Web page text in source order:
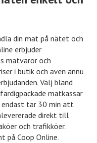
din mat på nätet och
erbjuder
matvaror och
i butik och även ännu
Välj bland
matkassar
endast tar 30 min att
direkt till
och trafikköer.
på Coop Online.